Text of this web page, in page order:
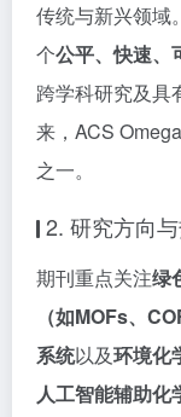
传统与新兴领域
个公平、快速、
跨学科研究及具
来，ACS
之一。
2. 研究方向
期刊重点关注绿
（如MOFs、
系统以及环境化
人工智能辅助化